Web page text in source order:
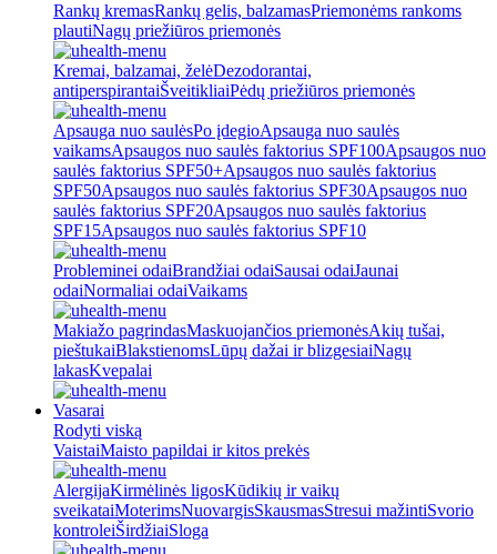
Rankų kremasRankų gelis, balzamasPriemonėms rankoms
plautiNagų priežiūros priemonės
Kremai, balzamai, želėDezodorantai,
antiperspirantaiŠveitikliaiPėdų priežiūros priemonės
Apsauga nuo saulėsPo įdegioApsauga nuo saulės
vaikamsApsaugos nuo saulės faktorius SPF100Apsaugos nuo
saulės faktorius SPF50+Apsaugos nuo saulės faktorius
SPF50Apsaugos nuo saulės faktorius SPF30Apsaugos nuo
saulės faktorius SPF20Apsaugos nuo saulės faktorius
SPF15Apsaugos nuo saulės faktorius SPF10
Probleminei odaiBrandžiai odaiSausai odaiJaunai
odaiNormaliai odaiVaikams
Makiažo pagrindasMaskuojančios priemonėsAkių tušai,
pieštukaiBlakstienomsLūpų dažai ir blizgesiaiNagų
lakasKvepalai
Vasarai
Rodyti viską
VaistaiMaisto papildai ir kitos prekės
AlergijaKirmėlinės ligosKūdikių ir vaikų
sveikataiMoterimsNuovargisSkausmasStresui mažintiSvorio
kontroleiŠirdžiaiSloga